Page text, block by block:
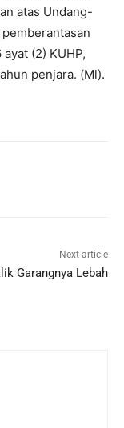
atas Undang-
(2) KUHP,
penjara. (Ml).
Next article
Garangnya Lebah